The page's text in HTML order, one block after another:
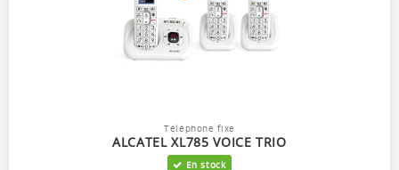
Téléphone fixe
ALCATEL XL785 VOICE TRIO
En stock